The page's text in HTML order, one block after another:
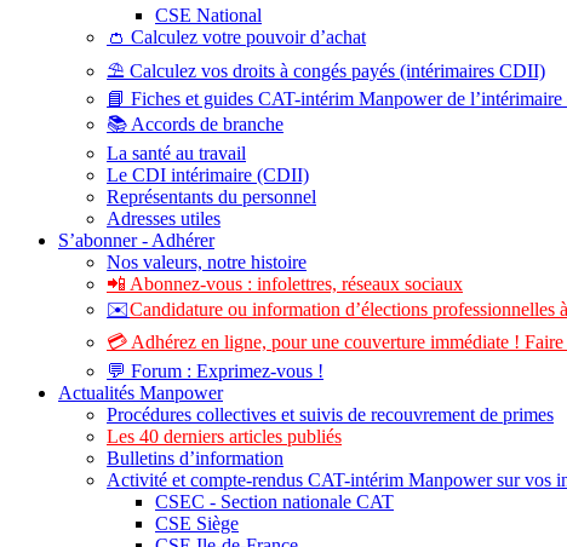
CSE National
👛 Calculez votre pouvoir d’achat
⛱️ Calculez vos droits à congés payés (intérimaires CDII)
📘 Fiches et guides CAT-intérim Manpower de
📚 Accords de branche
La santé au travail
Le CDI intérimaire (CDII)
Représentants du personnel
Adresses utiles
S’abonner - Adhérer
Nos valeurs, notre histoire
📲 Abonnez-vous : infolettres, réseaux sociaux
✉️Candidature ou information d’élections professionnelles
💳 Adhérez en ligne, pour une couverture immédiate ! Faire
💬 Forum : Exprimez-vous !
Actualités Manpower
Procédures collectives et suivis de recouvrement de primes
Les 40 derniers articles publiés
Bulletins d’information
Activité et compte-rendus CAT-intérim Manpower sur vos
CSEC - Section nationale CAT
CSE Siège